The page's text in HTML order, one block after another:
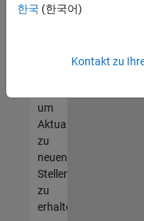
werden
unseres
um
Aktualisierungen
zu
neuen
Stellenangeboten
zu
erhalten.
한국 (한국어)
Kontakt zu